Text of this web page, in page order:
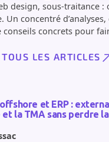
design, sous-traitance :
Un concentré
conseils concrets pour
LES ARTICLES
et ERP :
la TMA sans perdre